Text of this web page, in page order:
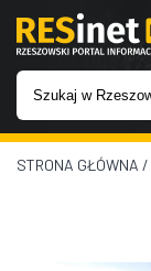
WIADOMOŚCI
STRONA GŁÓWNA /